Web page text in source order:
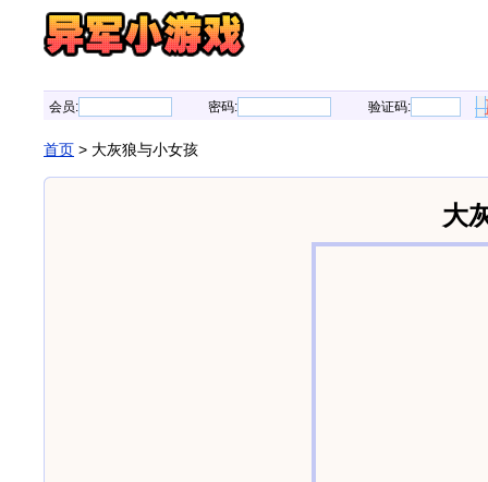
会员: 密码: 验证码:
首页 > 大灰狼与小女孩
大